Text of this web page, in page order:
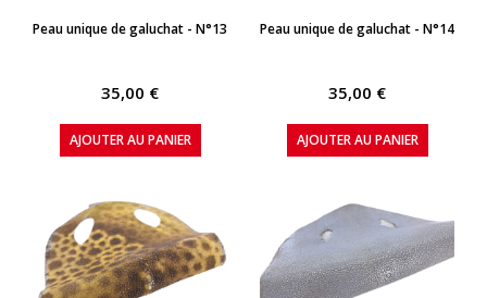
APERÇU RAPIDE
Peau unique de galuchat - N°13
35,00 €
AJOUTER AU PANIER
APERÇU RAPIDE
Peau unique de galuchat - N°14
35,00 €
AJOUTER AU PANIER